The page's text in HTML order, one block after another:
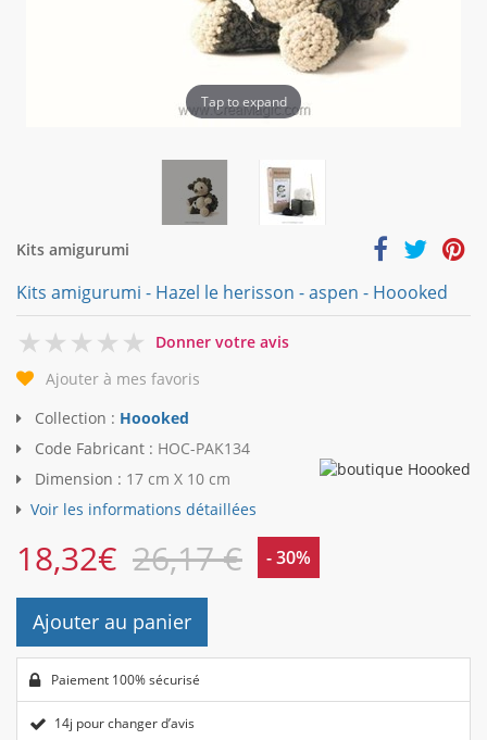
Tap to expand
Kits amigurumi
Kits amigurumi - Hazel le herisson - aspen - Hoooked
0
Donner votre avis
Ajouter à mes favoris
Collection : Hoooked
Code Fabricant : HOC-PAK134
Dimension : 17 cm X 10 cm
Voir les informations détaillées
18,32€ 26,17 € - 30%
Ajouter au panier
Paiement 100% sécurisé
14j pour changer d’avis